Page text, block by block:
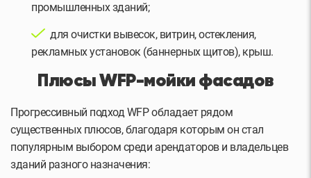
промышленных зданий;
для очистки вывесок, витрин, остекления,
рекламных установок (баннерных щитов), крыш.
Плюсы WFP-мойки фасадов
Прогрессивный подход WFP обладает рядом
существенных плюсов, благодаря которым он стал
популярным выбором среди арендаторов и владельцев
зданий разного назначения: